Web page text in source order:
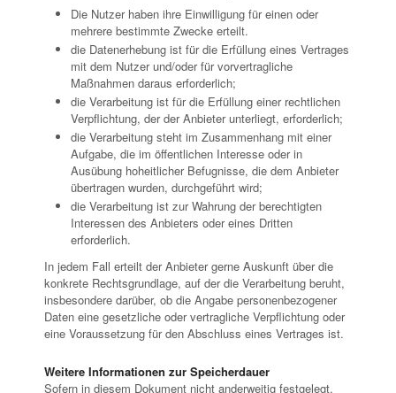
Die Nutzer haben ihre Einwilligung für einen oder
mehrere bestimmte Zwecke erteilt.
die Datenerhebung ist für die Erfüllung eines Vertrages
mit dem Nutzer und/oder für vorvertragliche
Maßnahmen daraus erforderlich;
die Verarbeitung ist für die Erfüllung einer rechtlichen
Verpflichtung, der der Anbieter unterliegt, erforderlich;
die Verarbeitung steht im Zusammenhang mit einer
Aufgabe, die im öffentlichen Interesse oder in
Ausübung hoheitlicher Befugnisse, die dem Anbieter
übertragen wurden, durchgeführt wird;
die Verarbeitung ist zur Wahrung der berechtigten
Interessen des Anbieters oder eines Dritten
erforderlich.
In jedem Fall erteilt der Anbieter gerne Auskunft über die
konkrete Rechtsgrundlage, auf der die Verarbeitung beruht,
insbesondere darüber, ob die Angabe personenbezogener
Daten eine gesetzliche oder vertragliche Verpflichtung oder
eine Voraussetzung für den Abschluss eines Vertrages ist.
Weitere Informationen zur Speicherdauer
Sofern in diesem Dokument nicht anderweitig festgelegt,